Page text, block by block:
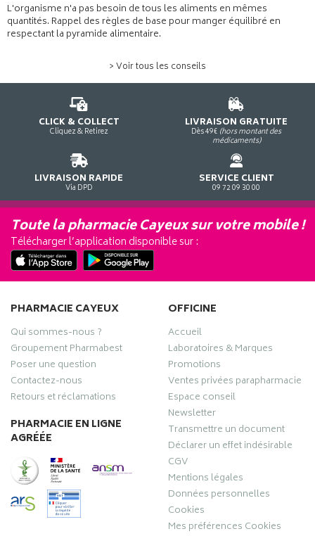
L'organisme n'a pas besoin de tous les aliments en mêmes
quantités. Rappel des règles de base pour manger équilibré en
respectant la pyramide alimentaire.
> Voir tous les conseils
CLICK & COLLECT
Cliquez & Retirez
LIVRAISON GRATUITE
Dès 49€ (hors montant des
médicaments)
LIVRAISON RAPIDE
Via DPD
SERVICE CLIENT
09 72 09 30 00
Toute la pharmacie Cayeux sur votre mobile !
Télécharger l’application disponible sur :
PHARMACIE CAYEUX
Qui sommes-nous ?
Groupement Pharmabest
Poser une question
Contactez-nous
Retours et réclamations
PHARMACIE EN LIGNE
AGRÉÉE
OFFICINE
Accueil
Laboratoires & Marques
Promotions
Ventes privées parapharmacie
Espace conseil
Newsletter
Transmettre un document
Déclarer un effet indésirable
CGV
Mentions légales
Données personnelles
Cookies
Mes préférences Cookies